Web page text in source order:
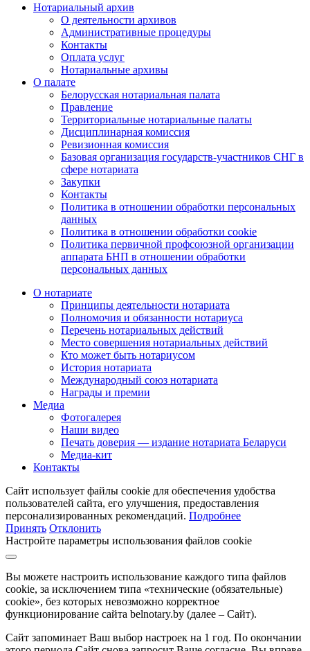
Нотариальный архив
О деятельности архивов
Административные процедуры
Контакты
Оплата услуг
Нотариальные архивы
О палате
Белорусская нотариальная палата
Правление
Территориальные нотариальные палаты
Дисциплинарная комиссия
Ревизионная комиссия
Базовая организация государств-участников СНГ в
сфере нотариата
Закупки
Контакты
Политика в отношении обработки персональных
данных
Политика в отношении обработки cookie
Политика первичной профсоюзной организации
аппарата БНП в отношении обработки
персональных данных
О нотариате
Принципы деятельности нотариата
Полномочия и обязанности нотариуса
Перечень нотариальных действий
Место совершения нотариальных действий
Кто может быть нотариусом
История нотариата
Международный союз нотариата
Награды и премии
Медиа
Фотогалерея
Наши видео
Печать доверия — издание нотариата Беларуси
Медиа-кит
Контакты
Сайт использует файлы cookie для обеспечения удобства
пользователей сайта, его улучшения, предоставления
персонализированных рекомендаций. Подробнее
Принять Отклонить
Настройте параметры использования файлов cookie
Вы можете настроить использование каждого типа файлов
cookie, за исключением типа «технические (обязательные)
cookie», без которых невозможно корректное
функционирование сайта belnotary.by (далее – Сайт).
Сайт запоминает Ваш выбор настроек на 1 год. По окончании